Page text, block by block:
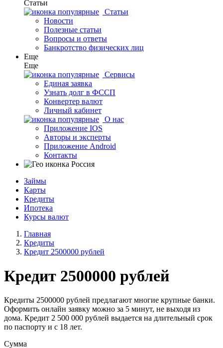
Статьи
Статьи
Новости
Полезные статьи
Вопросы и ответы
Банкротство физических лиц
Еще
Еще
Сервисы
Единая заявка
Узнать долг в ФССП
Конвертер валют
Личный кабинет
О нас
Приложение IOS
Авторы и эксперты
Приложение Android
Контакты
Россия
Займы
Карты
Кредиты
Ипотека
Курсы валют
Главная
Кредиты
Кредит 2500000 рублей
Кредит 2500000 рублей
Кредиты 2500000 рублей предлагают многие крупные банки.
Оформить онлайн заявку можно за 5 минут, не выходя из
дома. Кредит 2 500 000 рублей выдается на длительный срок
по паспорту и с 18 лет.
Сумма